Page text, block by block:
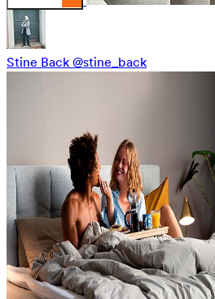
Stine Back @stine_back